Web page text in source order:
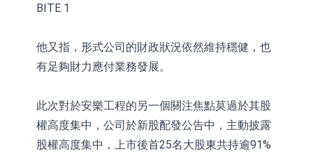
BITE 1
他又指，形式公司的財政狀況依然維持穩健，也
有足夠財力應付業務發展。
此次對於安樂工程的另一個關注焦點莫過於其股
權高度集中，公司於新股配發公告中，主動披露
股權高度集中，上市後首25名大股東共持逾91%